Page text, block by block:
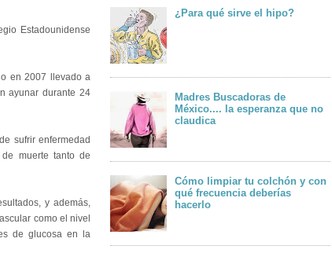
Estadounidense
en 2007 llevado a
ayunar durante 24
sufrir enfermedad
muerte tanto de
y además,
como el nivel
de glucosa en la
¿Para qué sirve el hipo?
Madres Buscadoras de
México.... la esperanza que no
claudica
Cómo limpiar tu colchón y con
qué frecuencia deberías
hacerlo